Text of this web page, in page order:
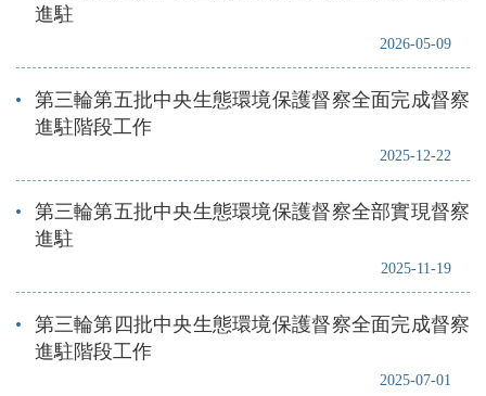
2026-05-09
進駐
2025-12-22
第三輪第五批中央生態環境保護督察全面完成督察
進駐階段工作
2025-11-19
第三輪第五批中央生態環境保護督察全部實現督察
進駐
2025-07-01
第三輪第四批中央生態環境保護督察全面完成督察
進駐階段工作